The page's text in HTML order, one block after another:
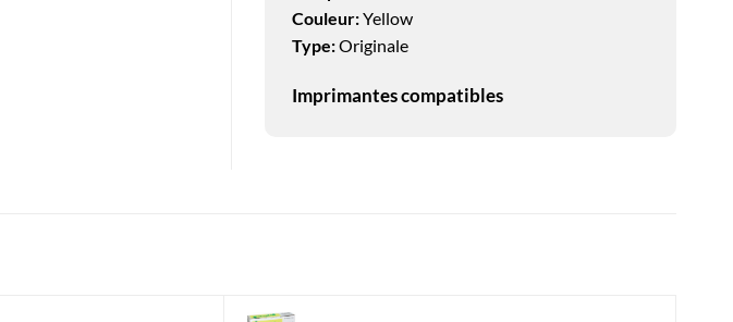
Couleur:Yellow
Type:Originale
Imprimantes compatibles